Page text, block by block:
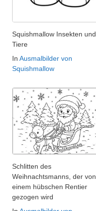
Squishmallow Insekten und
Tiere
In Ausmalbilder von
Squishmallow
Schlitten des
Weihnachtsmanns, der von
einem hübschen Rentier
gezogen wird